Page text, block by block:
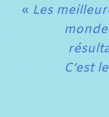
« Les
C’est